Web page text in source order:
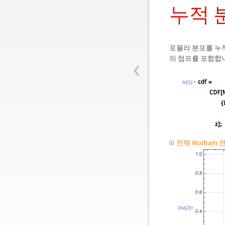
‹
누적
포뮬라 분포를 누
의 점프를 포함합
In[1]:=
전체 Wolfram
Out[2]=